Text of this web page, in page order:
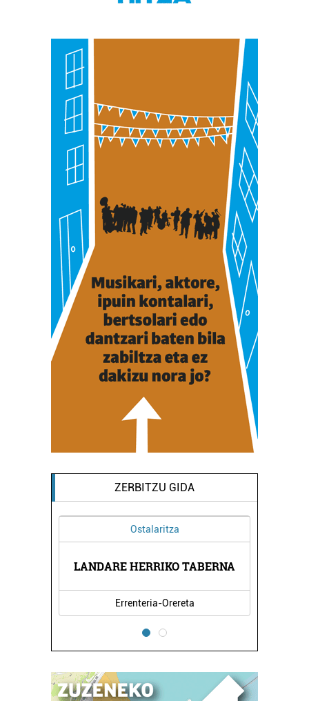
ZERBITZU GIDA
Ostalaritza
LANDARE HERRIKO TABERNA
Errenteria-Orereta